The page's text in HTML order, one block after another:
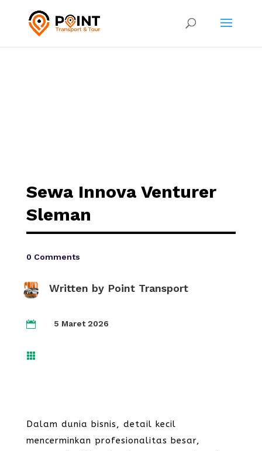
Sewa Innova Venturer
Sleman
0 Comments
Written by Point Transport
 5 Maret 2026

Dalam dunia bisnis, detail kecil
mencerminkan profesionalitas besar,